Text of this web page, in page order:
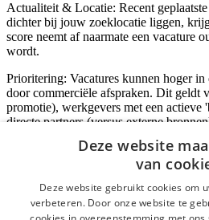
Actualiteit & Locatie: Recent
dichter bij jouw zoeklocatie liggen,
score neemt af naarmate een vacature
wordt.
Prioritering: Vacatures kunnen hoger in
door commerciële afspraken. Dit geldt
promotie), werkgevers met een actieve
directe partners (versus externe
Inloggen als bedrijf
*
Deze website
van
Deze website gebruikt cookies om
verbeteren. Door onze website te